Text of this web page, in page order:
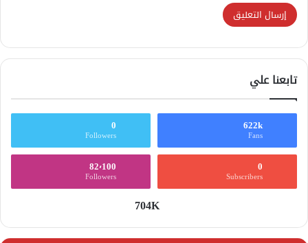
تابعنا علي
622k
Fans
0
Followers
0
Subscribers
82٬100
Followers
704K